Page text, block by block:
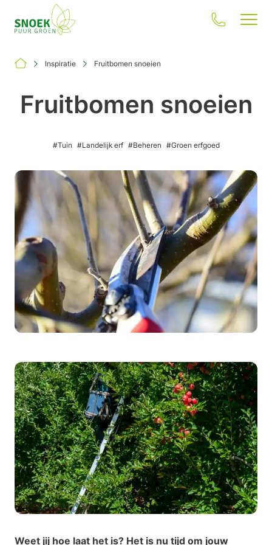
Inspiratie
Onze impact
Over ons
Werken bij
Inspiratie Fruitbomen snoeien
Fruitbomen snoeien
#Tuin #Landelijk erf #Beheren #Groen erfgoed
Weet jij hoe laat het is? Het is nu tijd om jouw